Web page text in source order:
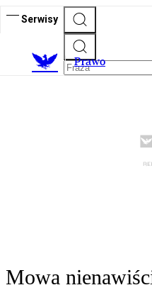
Serwisy
Prawo
Mowa